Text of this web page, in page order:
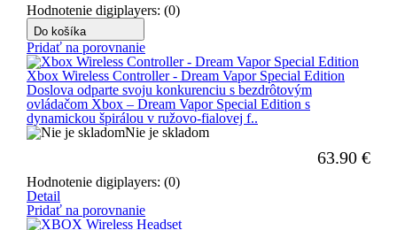
Hodnotenie digiplayers: (0)
Do košíka
Pridať na porovnanie
Xbox Wireless Controller - Dream Vapor Special Edition
Doslova odparte svoju konkurenciu s bezdrôtovým
ovládačom Xbox – Dream Vapor Special Edition s
dynamickou špirálou v ružovo-fialovej f..
Nie je skladom
63.90 €
Hodnotenie digiplayers: (0)
Detail
Pridať na porovnanie